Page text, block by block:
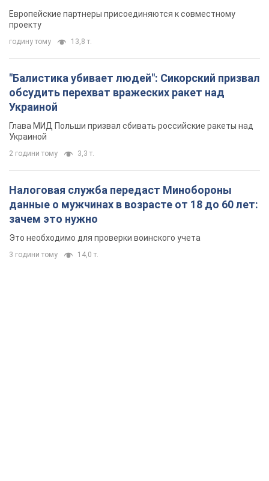
Видео
Европейские партнеры присоединяются к совместному
проекту
годину тому 13,8 т.
"Балистика убивает людей": Сикорский призвал
обсудить перехват вражеских ракет над
Украиной
Глава МИД Польши призвал сбивать российские ракеты над
Украиной
2 години тому 3,3 т.
Налоговая служба передаст Минобороны
данные о мужчинах в возрасте от 18 до 60 лет:
зачем это нужно
Это необходимо для проверки воинского учета
3 години тому 14,0 т.